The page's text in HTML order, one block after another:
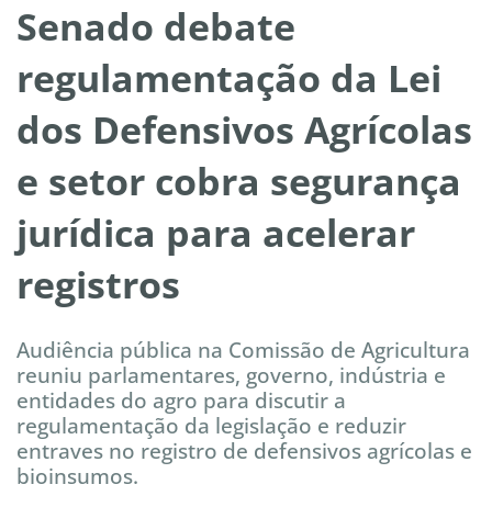
Senado debate
regulamentação da Lei
dos Defensivos Agrícolas
e setor cobra segurança
jurídica para acelerar
registros
Audiência pública na Comissão de Agricultura
reuniu parlamentares, governo, indústria e
entidades do agro para discutir a
regulamentação da legislação e reduzir
entraves no registro de defensivos agrícolas e
bioinsumos.